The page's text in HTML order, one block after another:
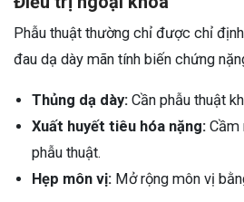
Phẫu thuật thường chỉ được chỉ
đau dạ dày mãn tính biến chứng
Thủng dạ dày: Cần phẫu thuật
Xuất huyết tiêu hóa nặng: Cầm
phẫu thuật.
Hẹp môn vị: Mở rộng môn vị